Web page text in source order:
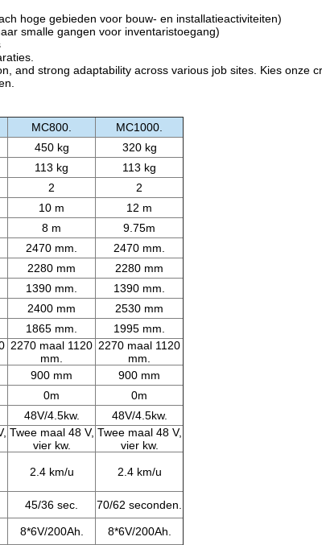
hoge gebieden voor bouw- en installatieactiviteiten)
smalle gangen voor inventaristoegang)
and strong adaptability across various job sites. Kies onze
MC800.
MC1000.
450 kg
320 kg
113 kg
113 kg
2
2
10 m
12 m
8 m
9.75m
2470 mm.
2470 mm.
2280 mm
2280 mm
1390 mm.
1390 mm.
2400 mm
2530 mm
1865 mm.
1995 mm.
2270 maal 1120
mm.
2270 maal 1120
mm.
900 mm
900 mm
0m
0m
48V/4.5kw.
48V/4.5kw.
Twee maal 48 V,
vier kw.
Twee maal 48 V,
vier kw.
2.4 km/u 2.4 km/u
45/36 sec. 70/62 seconden.
8*6V/200Ah.
8*6V/200Ah.